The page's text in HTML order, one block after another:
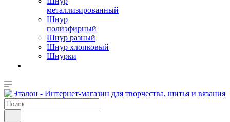
металлизированный
Шнур
полиэфирный
Шнур разный
Шнур хлопковый
Шнурки